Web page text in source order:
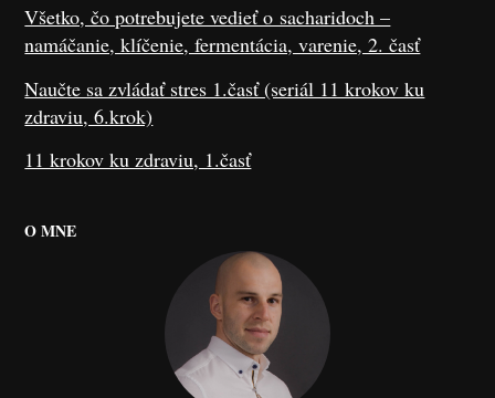
Všetko, čo potrebujete vedieť o sacharidoch –
namáčanie, klíčenie, fermentácia, varenie, 2. časť
Naučte sa zvládať stres 1.časť (seriál 11 krokov ku
zdraviu, 6.krok)
11 krokov ku zdraviu, 1.časť
O MNE